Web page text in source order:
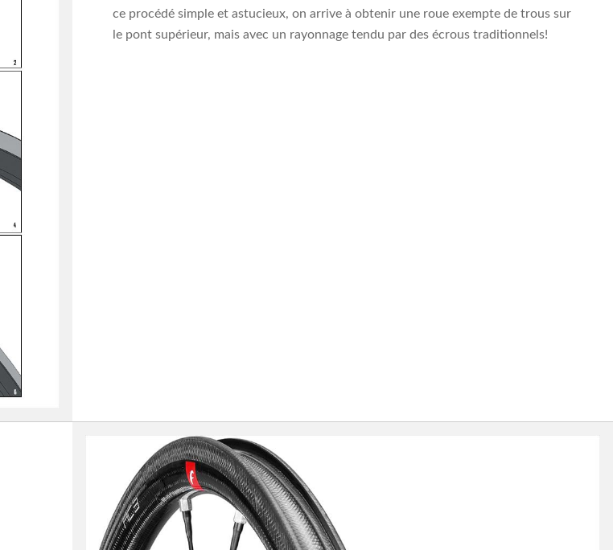
ce procédé simple et astucieux, on arrive à obtenir une roue exempte de trous sur
le pont supérieur, mais avec un rayonnage tendu par des écrous traditionnels!